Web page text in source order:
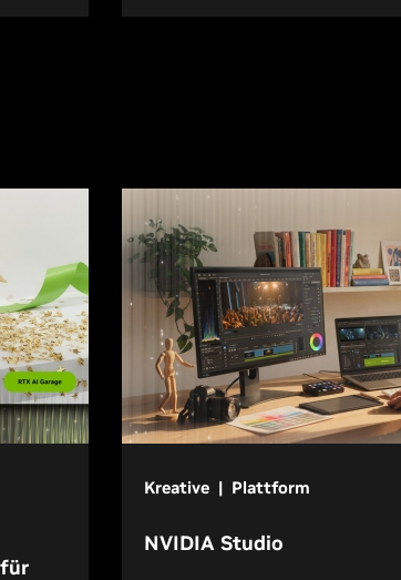
Kreative | Plattform
NVIDIA Studio